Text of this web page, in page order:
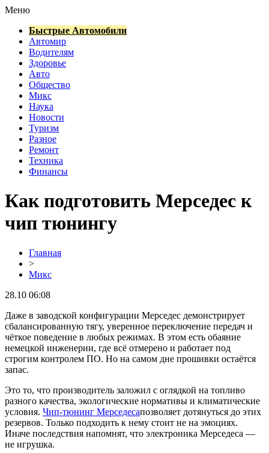
Меню
Быстрые Автомобили
Автомир
Водителям
Здоровье
Авто
Общество
Микс
Наука
Новости
Туризм
Разное
Ремонт
Техника
Финансы
Как подготовить Мерседес к
чип тюнингу
Главная
>
Микс
28.10 06:08
Даже в заводской конфигурации Мерседес демонстрирует
сбалансированную тягу, уверенное переключение передач и
чёткое поведение в любых режимах. В этом есть обаяние
немецкой инженерии, где всё отмерено и работает под
строгим контролем ПО. Но на самом дне прошивки остаётся
запас.
Это то, что производитель заложил с оглядкой на топливо
разного качества, экологические нормативы и климатические
условия. Чип‑тюнинг Мерседесапозволяет дотянуться до этих
резервов. Только подходить к нему стоит не на эмоциях.
Иначе последствия напомнят, что электроника Мерседеса —
не игрушка.